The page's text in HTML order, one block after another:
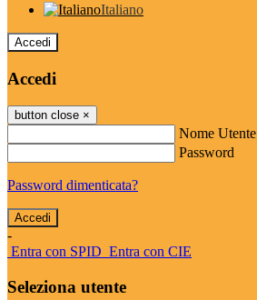
Italiano
Accedi
Accedi
button close ×
Nome Utente
Password
Password dimenticata?
-
Entra con SPID Entra con CIE
Seleziona utente